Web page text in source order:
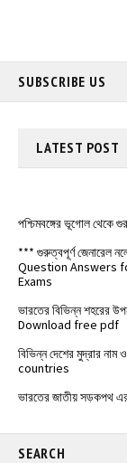
SUBSCRIBE US
LATEST POST
*** গুরুত্বপূর্ণ জেনারেল
Question Answers
Exams
ভারতের বিভিন্ন
Download free pdf
বিভিন্ন দেশের মুদ্রার
countries
️ভারতের জাতীয় সড়কপথ
Highways in India -
SEARCH